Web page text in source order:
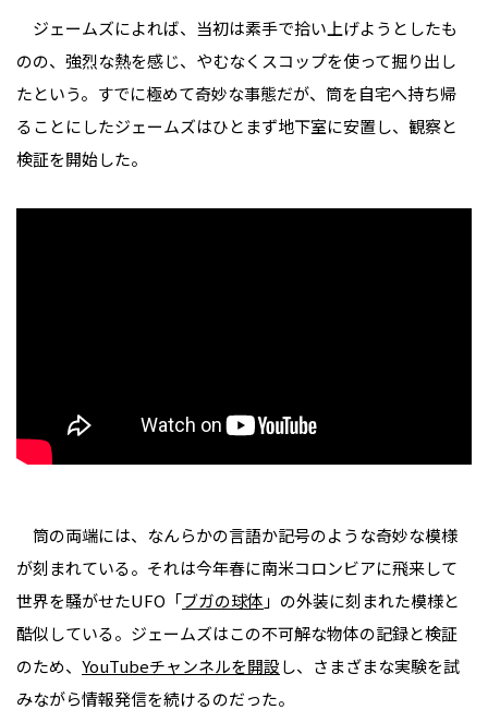
ジェームズによれば、当初は素手で拾い上げようとしたも
のの、強烈な熱を感じ、やむなくスコップを使って掘り出し
たという。すでに極めて奇妙な事態だが、筒を自宅へ持ち帰
ることにしたジェームズはひとまず地下室に安置し、観察と
検証を開始した。
筒の両端には、なんらかの言語か記号のような奇妙な模様
が刻まれている。それは今年春に南米コロンビアに飛来して
世界を騒がせたUFO「ブガの球体 」の外装に刻まれた模様と
酷似している。ジェームズはこの不可解な物体の記録と検証
のため、 YouTubeチャンネルを開設し、さまざまな実験を試
みながら情報発信を続けるのだった。